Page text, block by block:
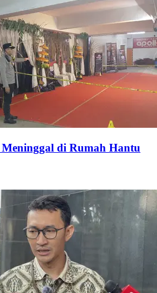
Meninggal di Rumah Hantu